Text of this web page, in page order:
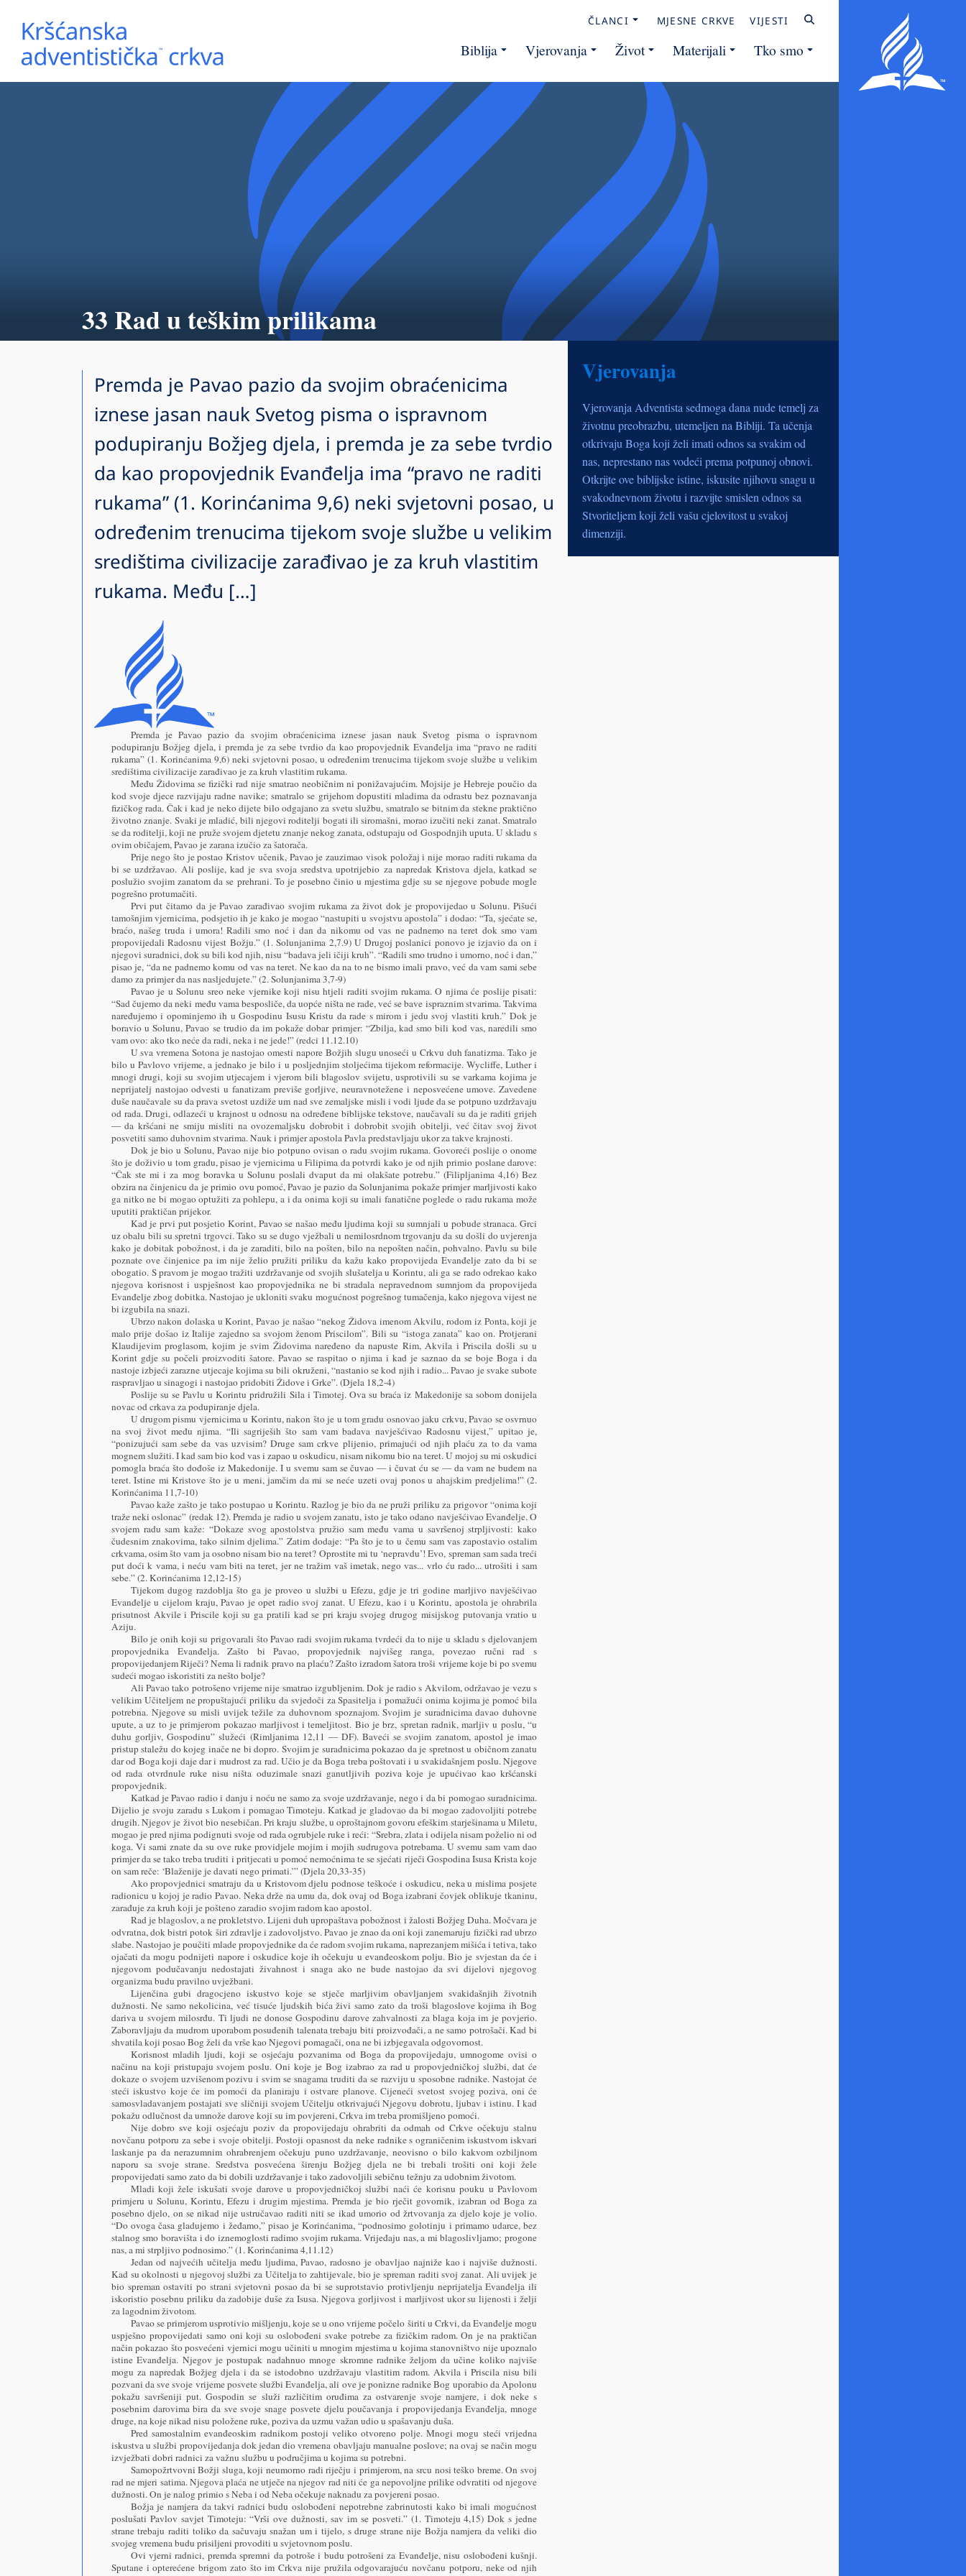
ČLANCI MJESNE CRKVE VIJESTI
Biblija Vjerovanja Život Materijali Tko smo
33 Rad u teškim prilikama
Premda je Pavao pazio da svojim obraćenicima
iznese jasan nauk Svetog pisma o ispravnom
podupiranju Božjeg djela, i premda je za sebe tvrdio
da kao propovjednik Evanđelja ima “pravo ne raditi
rukama” (1. Korinćanima 9,6) neki svjetovni posao, u
određenim trenucima tijekom svoje službe u velikim
središtima civilizacije zarađivao je za kruh vlastitim
rukama. Među […]
Premda je Pavao pazio da svojim obraćenicima iznese jasan nauk Svetog pisma o ispravnom
podupiranju Božjeg djela, i premda je za sebe tvrdio da kao propovjednik Evanđelja ima “pravo ne raditi
rukama” (1. Korinćanima 9,6) neki svjetovni posao, u određenim trenucima tijekom svoje službe u velikim
središtima civilizacije zarađivao je za kruh vlastitim rukama.
Među Židovima se fizički rad nije smatrao neobičnim ni ponižavajućim. Mojsije je Hebreje poučio da
kod svoje djece razvijaju radne navike; smatralo se grijehom dopustiti mladima da odrastu bez poznavanja
fizičkog rada. Čak i kad je neko dijete bilo odgajano za svetu službu, smatralo se bitnim da stekne praktično
životno znanje. Svaki je mladić, bili njegovi roditelji bogati ili siromašni, morao izučiti neki zanat. Smatralo
se da roditelji, koji ne pruže svojem djetetu znanje nekog zanata, odstupaju od Gospodnjih uputa. U skladu s
ovim običajem, Pavao je zarana izučio za šatorača.
Prije nego što je postao Kristov učenik, Pavao je zauzimao visok položaj i nije morao raditi rukama da
bi se uzdržavao. Ali poslije, kad je sva svoja sredstva upotrijebio za napredak Kristova djela, katkad se
poslužio svojim zanatom da se prehrani. To je posebno činio u mjestima gdje su se njegove pobude mogle
pogrešno protumačiti.
Prvi put čitamo da je Pavao zarađivao svojim rukama za život dok je propovijedao u Solunu. Pišući
tamošnjim vjernicima, podsjetio ih je kako je mogao “nastupiti u svojstvu apostola” i dodao: “Ta, sjećate se,
braćo, našeg truda i umora! Radili smo noć i dan da nikomu od vas ne padnemo na teret dok smo vam
propovijedali Radosnu vijest Božju.” (1. Solunjanima 2,7.9) U Drugoj poslanici ponovo je izjavio da on i
njegovi suradnici, dok su bili kod njih, nisu “badava jeli ičiji kruh”. “Radili smo trudno i umorno, noć i dan,”
pisao je, “da ne padnemo komu od vas na teret. Ne kao da na to ne bismo imali pravo, već da vam sami sebe
damo za primjer da nas nasljedujete.” (2. Solunjanima 3,7-9)
Pavao je u Solunu sreo neke vjernike koji nisu htjeli raditi svojim rukama. O njima će poslije pisati:
“Sad čujemo da neki među vama besposliče, da uopće ništa ne rade, već se bave ispraznim stvarima. Takvima
naređujemo i opominjemo ih u Gospodinu Isusu Kristu da rade s mirom i jedu svoj vlastiti kruh.” Dok je
boravio u Solunu, Pavao se trudio da im pokaže dobar primjer: “Zbilja, kad smo bili kod vas, naredili smo
vam ovo: ako tko neće da radi, neka i ne jede!” (redci 11.12.10)
U sva vremena Sotona je nastojao omesti napore Božjih slugu unoseći u Crkvu duh fanatizma. Tako je
bilo u Pavlovo vrijeme, a jednako je bilo i u posljednjim stoljećima tijekom reformacije. Wycliffe, Luther i
mnogi drugi, koji su svojim utjecajem i vjerom bili blagoslov svijetu, usprotivili su se varkama kojima je
neprijatelj nastojao odvesti u fanatizam previše gorljive, neuravnotežene i neposvećene umove. Zavedene
duše naučavale su da prava svetost uzdiže um nad sve zemaljske misli i vodi ljude da se potpuno uzdržavaju
od rada. Drugi, odlazeći u krajnost u odnosu na određene biblijske tekstove, naučavali su da je raditi grijeh
— da kršćani ne smiju misliti na ovozemaljsku dobrobit i dobrobit svojih obitelji, već čitav svoj život
posvetiti samo duhovnim stvarima. Nauk i primjer apostola Pavla predstavljaju ukor za takve krajnosti.
Dok je bio u Solunu, Pavao nije bio potpuno ovisan o radu svojim rukama. Govoreći poslije o onome
što je doživio u tom gradu, pisao je vjernicima u Filipima da potvrdi kako je od njih primio poslane darove:
“Čak ste mi i za mog boravka u Solunu poslali dvaput da mi olakšate potrebu.” (Filipljanima 4,16) Bez
obzira na činjenicu da je primio ovu pomoć, Pavao je pazio da Solunjanima pokaže primjer marljivosti kako
ga nitko ne bi mogao optužiti za pohlepu, a i da onima koji su imali fanatične poglede o radu rukama može
uputiti praktičan prijekor.
Kad je prvi put posjetio Korint, Pavao se našao među ljudima koji su sumnjali u pobude stranaca. Grci
uz obalu bili su spretni trgovci. Tako su se dugo vježbali u nemilosrdnom trgovanju da su došli do uvjerenja
kako je dobitak pobožnost, i da je zaraditi, bilo na pošten, bilo na nepošten način, pohvalno. Pavlu su bile
poznate ove činjenice pa im nije želio pružiti priliku da kažu kako propovijeda Evanđelje zato da bi se
obogatio. S pravom je mogao tražiti uzdržavanje od svojih slušatelja u Korintu, ali ga se rado odrekao kako
njegova korisnost i uspješnost kao propovjednika ne bi stradala nepravednom sumnjom da propovijeda
Evanđelje zbog dobitka. Nastojao je ukloniti svaku mogućnost pogrešnog tumačenja, kako njegova vijest ne
bi izgubila na snazi.
Ubrzo nakon dolaska u Korint, Pavao je našao “nekog Židova imenom Akvilu, rodom iz Ponta, koji je
malo prije došao iz Italije zajedno sa svojom ženom Priscilom”. Bili su “istoga zanata” kao on. Protjerani
Klaudijevim proglasom, kojim je svim Židovima naređeno da napuste Rim, Akvila i Priscila došli su u
Korint gdje su počeli proizvoditi šatore. Pavao se raspitao o njima i kad je saznao da se boje Boga i da
nastoje izbjeći zarazne utjecaje kojima su bili okruženi, “nastanio se kod njih i radio... Pavao je svake subote
raspravljao u sinagogi i nastojao pridobiti Židove i Grke”. (Djela 18,2-4)
Poslije su se Pavlu u Korintu pridružili Sila i Timotej. Ova su braća iz Makedonije sa sobom donijela
novac od crkava za podupiranje djela.
U drugom pismu vjernicima u Korintu, nakon što je u tom gradu osnovao jaku crkvu, Pavao se osvrnuo
na svoj život među njima. “Ili sagriješih što sam vam badava navješćivao Radosnu vijest,” upitao je,
“ponizujući sam sebe da vas uzvisim? Druge sam crkve plijenio, primajući od njih plaću za to da vama
mognem služiti. I kad sam bio kod vas i zapao u oskudicu, nisam nikomu bio na teret. U mojoj su mi oskudici
pomogla braća što dođoše iz Makedonije. I u svemu sam se čuvao — i čuvat ću se — da vam ne budem na
teret. Istine mi Kristove što je u meni, jamčim da mi se neće uzeti ovaj ponos u ahajskim predjelima!” (2.
Korinćanima 11,7-10)
Pavao kaže zašto je tako postupao u Korintu. Razlog je bio da ne pruži priliku za prigovor “onima koji
traže neki oslonac” (redak 12). Premda je radio u svojem zanatu, isto je tako odano navješćivao Evanđelje. O
svojem radu sam kaže: “Dokaze svog apostolstva pružio sam među vama u savršenoj strpljivosti: kako
čudesnim znakovima, tako silnim djelima.” Zatim dodaje: “Pa što je to u čemu sam vas zapostavio ostalim
crkvama, osim što vam ja osobno nisam bio na teret? Oprostite mi tu ‘nepravdu’! Evo, spreman sam sada treći
put doći k vama, i neću vam biti na teret, jer ne tražim vaš imetak, nego vas... vrlo ću rado... utrošiti i sam
sebe.” (2. Korinćanima 12,12-15)
Tijekom dugog razdoblja što ga je proveo u službi u Efezu, gdje je tri godine marljivo navješćivao
Evanđelje u cijelom kraju, Pavao je opet radio svoj zanat. U Efezu, kao i u Korintu, apostola je ohrabrila
prisutnost Akvile i Priscile koji su ga pratili kad se pri kraju svojeg drugog misijskog putovanja vratio u
Aziju.
Bilo je onih koji su prigovarali što Pavao radi svojim rukama tvrdeći da to nije u skladu s djelovanjem
propovjednika Evanđelja. Zašto bi Pavao, propovjednik najvišeg ranga, povezao ručni rad s
propovijedanjem Riječi? Nema li radnik pravo na plaću? Zašto izradom šatora troši vrijeme koje bi po svemu
sudeći mogao iskoristiti za nešto bolje?
Ali Pavao tako potrošeno vrijeme nije smatrao izgubljenim. Dok je radio s Akvilom, održavao je vezu s
velikim Učiteljem ne propuštajući priliku da svjedoči za Spasitelja i pomažući onima kojima je pomoć bila
potrebna. Njegove su misli uvijek težile za duhovnom spoznajom. Svojim je suradnicima davao duhovne
upute, a uz to je primjerom pokazao marljivost i temeljitost. Bio je brz, spretan radnik, marljiv u poslu, “u
duhu gorljiv, Gospodinu” služeći (Rimljanima 12,11 — DF). Baveći se svojim zanatom, apostol je imao
pristup staležu do kojeg inače ne bi dopro. Svojim je suradnicima pokazao da je spretnost u običnom zanatu
dar od Boga koji daje dar i mudrost za rad. Učio je da Boga treba poštovati i u svakidašnjem poslu. Njegove
od rada otvrdnule ruke nisu ništa oduzimale snazi ganutljivih poziva koje je upućivao kao kršćanski
propovjednik.
Katkad je Pavao radio i danju i noću ne samo za svoje uzdržavanje, nego i da bi pomogao suradnicima.
Dijelio je svoju zaradu s Lukom i pomagao Timoteju. Katkad je gladovao da bi mogao zadovoljiti potrebe
drugih. Njegov je život bio nesebičan. Pri kraju službe, u oproštajnom govoru efeškim starješinama u Miletu,
mogao je pred njima podignuti svoje od rada ogrubjele ruke i reći: “Srebra, zlata i odijela nisam poželio ni od
koga. Vi sami znate da su ove ruke providjele mojim i mojih sudrugova potrebama. U svemu sam vam dao
primjer da se tako treba truditi i pritjecati u pomoć nemoćnima te se sjećati riječi Gospodina Isusa Krista koje
on sam reče: ‘Blaženije je davati nego primati.’” (Djela 20,33-35)
Ako propovjednici smatraju da u Kristovom djelu podnose teškoće i oskudicu, neka u mislima posjete
radionicu u kojoj je radio Pavao. Neka drže na umu da, dok ovaj od Boga izabrani čovjek oblikuje tkaninu,
zarađuje za kruh koji je pošteno zaradio svojim radom kao apostol.
Rad je blagoslov, a ne prokletstvo. Lijeni duh upropaštava pobožnost i žalosti Božjeg Duha. Močvara je
odvratna, dok bistri potok širi zdravlje i zadovoljstvo. Pavao je znao da oni koji zanemaruju fizički rad ubrzo
slabe. Nastojao je poučiti mlade propovjednike da će radom svojim rukama, naprezanjem mišića i tetiva, tako
ojačati da mogu podnijeti napore i oskudice koje ih očekuju u evanđeoskom polju. Bio je svjestan da će i
njegovom podučavanju nedostajati živahnost i snaga ako ne bude nastojao da svi dijelovi njegovog
organizma budu pravilno uvježbani.
Lijenčina gubi dragocjeno iskustvo koje se stječe marljivim obavljanjem svakidašnjih životnih
dužnosti. Ne samo nekolicina, već tisuće ljudskih bića živi samo zato da troši blagoslove kojima ih Bog
dariva u svojem milosrđu. Ti ljudi ne donose Gospodinu darove zahvalnosti za blaga koja im je povjerio.
Zaboravljaju da mudrom uporabom posuđenih talenata trebaju biti proizvođači, a ne samo potrošači. Kad bi
shvatila koji posao Bog želi da vrše kao Njegovi pomagači, ona ne bi izbjegavala odgovornost.
Korisnost mladih ljudi, koji se osjećaju pozvanima od Boga da propovijedaju, umnogome ovisi o
načinu na koji pristupaju svojem poslu. Oni koje je Bog izabrao za rad u propovjedničkoj službi, dat će
dokaze o svojem uzvišenom pozivu i svim se snagama truditi da se razviju u sposobne radnike. Nastojat će
steći iskustvo koje će im pomoći da planiraju i ostvare planove. Cijeneći svetost svojeg poziva, oni će
samosvladavanjem postajati sve sličniji svojem Učitelju otkrivajući Njegovu dobrotu, ljubav i istinu. I kad
pokažu odlučnost da umnože darove koji su im povjereni, Crkva im treba promišljeno pomoći.
Nije dobro sve koji osjećaju poziv da propovijedaju ohrabriti da odmah od Crkve očekuju stalnu
novčanu potporu za sebe i svoje obitelji. Postoji opasnost da neke radnike s ograničenim iskustvom iskvari
laskanje pa da nerazumnim ohrabrenjem očekuju puno uzdržavanje, neovisno o bilo kakvom ozbiljnom
naporu sa svoje strane. Sredstva posvećena širenju Božjeg djela ne bi trebali trošiti oni koji žele
propovijedati samo zato da bi dobili uzdržavanje i tako zadovoljili sebičnu težnju za udobnim životom.
Mladi koji žele iskušati svoje darove u propovjedničkoj službi naći će korisnu pouku u Pavlovom
primjeru u Solunu, Korintu, Efezu i drugim mjestima. Premda je bio rječit govornik, izabran od Boga za
posebno djelo, on se nikad nije ustručavao raditi niti se ikad umorio od žrtvovanja za djelo koje je volio.
“Do ovoga časa gladujemo i žeđamo,” pisao je Korinćanima, “podnosimo golotinju i primamo udarce, bez
stalnog smo boravišta i do iznemoglosti radimo svojim rukama. Vrijeđaju nas, a mi blagoslivljamo; progone
nas, a mi strpljivo podnosimo.” (1. Korinćanima 4,11.12)
Jedan od najvećih učitelja među ljudima, Pavao, radosno je obavljao najniže kao i najviše dužnosti.
Kad su okolnosti u njegovoj službi za Učitelja to zahtijevale, bio je spreman raditi svoj zanat. Ali uvijek je
bio spreman ostaviti po strani svjetovni posao da bi se suprotstavio protivljenju neprijatelja Evanđelja ili
iskoristio posebnu priliku da zadobije duše za Isusa. Njegova gorljivost i marljivost ukor su lijenosti i želji
za lagodnim životom.
Pavao se primjerom usprotivio mišljenju, koje se u ono vrijeme počelo širiti u Crkvi, da Evanđelje mogu
uspješno propovijedati samo oni koji su oslobođeni svake potrebe za fizičkim radom. On je na praktičan
način pokazao što posvećeni vjernici mogu učiniti u mnogim mjestima u kojima stanovništvo nije upoznalo
istine Evanđelja. Njegov je postupak nadahnuo mnoge skromne radnike željom da učine koliko najviše
mogu za napredak Božjeg djela i da se istodobno uzdržavaju vlastitim radom. Akvila i Priscila nisu bili
pozvani da sve svoje vrijeme posvete službi Evanđelja, ali ove je ponizne radnike Bog uporabio da Apolonu
pokažu savršeniji put. Gospodin se služi različitim oruđima za ostvarenje svoje namjere, i dok neke s
posebnim darovima bira da sve svoje snage posvete djelu poučavanja i propovijedanja Evanđelja, mnoge
druge, na koje nikad nisu položene ruke, poziva da uzmu važan udio u spašavanju duša.
Pred samostalnim evanđeoskim radnikom postoji veliko otvoreno polje. Mnogi mogu steći vrijedna
iskustva u službi propovijedanja dok jedan dio vremena obavljaju manualne poslove; na ovaj se način mogu
izvježbati dobri radnici za važnu službu u područjima u kojima su potrebni.
Samopožrtvovni Božji sluga, koji neumorno radi riječju i primjerom, na srcu nosi teško breme. On svoj
rad ne mjeri satima. Njegova plaća ne utječe na njegov rad niti će ga nepovoljne prilike odvratiti od njegove
dužnosti. On je nalog primio s Neba i od Neba očekuje naknadu za povjereni posao.
Božja je namjera da takvi radnici budu oslobođeni nepotrebne zabrinutosti kako bi imali mogućnost
poslušati Pavlov savjet Timoteju: “Vrši ove dužnosti, sav im se posveti.” (1. Timoteju 4,15) Dok s jedne
strane trebaju raditi toliko da sačuvaju snažan um i tijelo, s druge strane nije Božja namjera da veliki dio
svojeg vremena budu prisiljeni provoditi u svjetovnom poslu.
Ovi vjerni radnici, premda spremni da potroše i budu potrošeni za Evanđelje, nisu oslobođeni kušnji.
Sputane i opterećene brigom zato što im Crkva nije pružila odgovarajuću novčanu potporu, neke od njih
Vjerovanja
Vjerovanja Adventista sedmoga dana nude temelj za
životnu preobrazbu, utemeljen na Bibliji. Ta učenja
otkrivaju Boga koji želi imati odnos sa svakim od
nas, neprestano nas vodeći prema potpunoj obnovi.
Otkrijte ove biblijske istine, iskusite njihovu snagu u
svakodnevnom životu i razvijte smislen odnos sa
Stvoriteljem koji želi vašu cjelovitost u svakoj
dimenziji.